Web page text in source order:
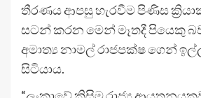
තීරණය ආපසු හැරවීම පිණිස
සටන් කරන මෙන් මෑතදී පියෙකු
අමාත්‍ය නාමල් රාජපක්ෂ ගෙන්
සිටියාය.